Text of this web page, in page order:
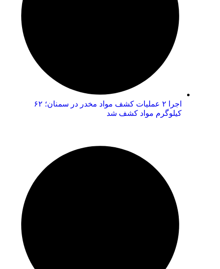
اجرا ۲ عملیات کشف مواد مخدر در سمنان؛ ۶۲
کیلوگرم مواد کشف شد